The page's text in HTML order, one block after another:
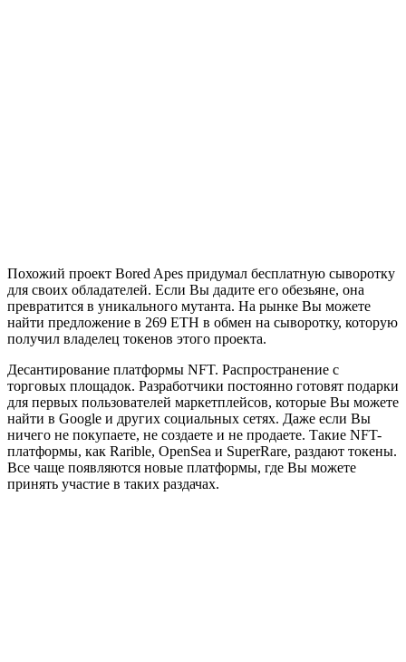
Похожий проект Bored Apes придумал бесплатную сыворотку
для своих обладателей. Если Вы дадите его обезьяне, она
превратится в уникального мутанта. На рынке Вы можете
найти предложение в 269 ETH в обмен на сыворотку, которую
получил владелец токенов этого проекта.
Десантирование платформы NFT. Распространение с
торговых площадок. Разработчики постоянно готовят подарки
для первых пользователей маркетплейсов, которые Вы можете
найти в Google и других социальных сетях. Даже если Вы
ничего не покупаете, не создаете и не продаете. Такие NFT-
платформы, как Rarible, OpenSea и SuperRare, раздают токены.
Все чаще появляются новые платформы, где Вы можете
принять участие в таких раздачах.